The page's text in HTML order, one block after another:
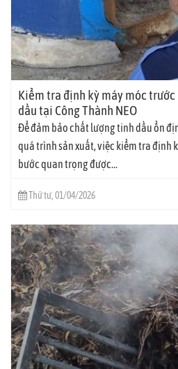
Kiểm tra định kỳ máy móc
dầu tại Công Thành NEO
Để đảm bảo chất lượng tinh dầu ổn
quá trình sản xuất, việc kiểm tra định
bước quan trọng được...
Thứ tư, 01/04/2026